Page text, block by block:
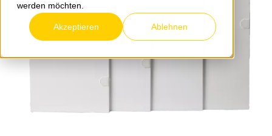
werden möchten.
Akzeptieren Ablehnen